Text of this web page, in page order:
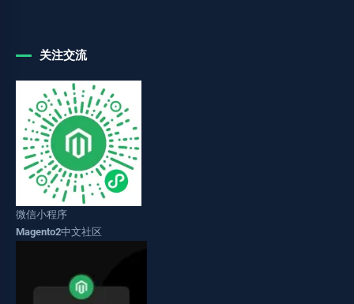
关注交流
微信小程序
Magento2中文社区